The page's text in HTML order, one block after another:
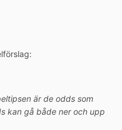
är de odds som
kan gå både ner och upp